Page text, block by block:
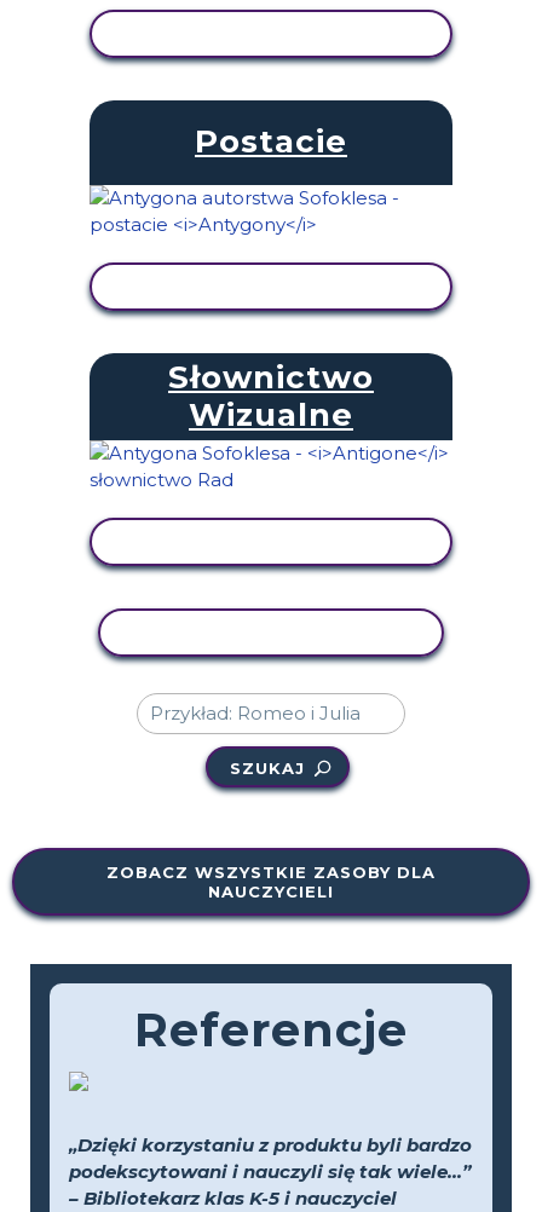
Postacie
Słownictwo
Wizualne
SZUKAJ
ZOBACZ WSZYSTKIE ZASOBY DLA
NAUCZYCIELI
Referencje
„Dzięki korzystaniu z produktu byli bardzo
podekscytowani i nauczyli się tak wiele...”
– Bibliotekarz klas K-5 i nauczyciel